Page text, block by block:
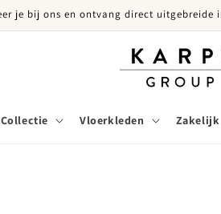
je bij ons en ontvang direct uitgebreide
Collectie Vloerkleden Zakelijk